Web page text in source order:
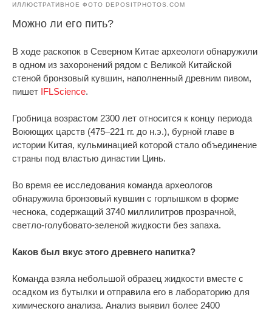
ИЛЛЮСТРАТИВНОЕ ФОТО DEPOSITPHOTOS.COM
Можно ли его пить?
В ходе раскопок в Северном Китае археологи обнаружили
в одном из захоронений рядом с Великой Китайской
стеной бронзовый кувшин, наполненный древним пивом,
пишет IFLScience.
Гробница возрастом 2300 лет относится к концу периода
Воюющих царств (475–221 гг. до н.э.), бурной главе в
истории Китая, кульминацией которой стало объединение
страны под властью династии Цинь.
Во время ее исследования команда археологов
обнаружила бронзовый кувшин с горлышком в форме
чеснока, содержащий 3740 миллилитров прозрачной,
светло-голубовато-зеленой жидкости без запаха.
Каков был вкус этого древнего напитка?
Команда взяла небольшой образец жидкости вместе с
осадком из бутылки и отправила его в лабораторию для
химического анализа. Анализ выявил более 2400